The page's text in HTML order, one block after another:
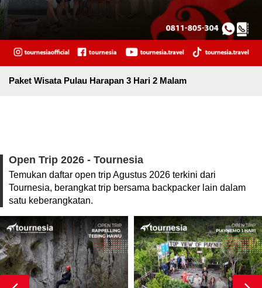
Paket Wisata Pulau Harapan 3 Hari 2 Malam
Open Trip 2026 - Tournesia
Temukan daftar open trip Agustus 2026 terkini dari
Tournesia, berangkat trip bersama backpacker lain dalam
satu keberangkatan.